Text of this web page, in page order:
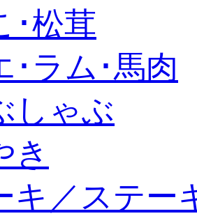
･松茸
･ラム･馬肉
しゃぶ
き
キ／ステー